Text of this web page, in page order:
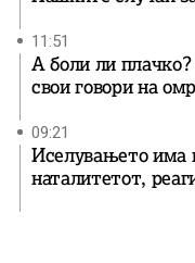
11:51
А боли ли
свои говори на
09:21
Иселувањето има
наталитетот,